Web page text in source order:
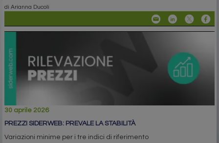
di Arianna Ducoli
30 aprile 2026
PREZZI SIDERWEB: PREVALE LA STABILITÀ
Variazioni minime per i tre indici di riferimento